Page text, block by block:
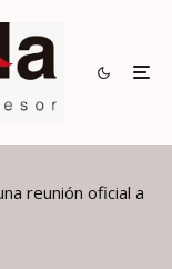
reunión oficial a